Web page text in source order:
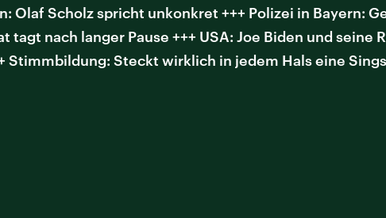
Olaf Scholz spricht unkonkret +++ Polizei in Bayern:
tagt nach langer Pause +++ USA: Joe Biden und seine
Stimmbildung: Steckt wirklich in jedem Hals eine